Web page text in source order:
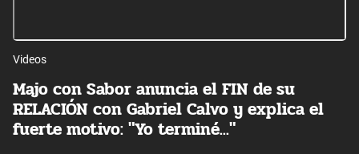
Videos
Majo con Sabor anuncia el FIN de su
RELACIÓN con Gabriel Calvo y explica el
fuerte motivo: "Yo terminé..."